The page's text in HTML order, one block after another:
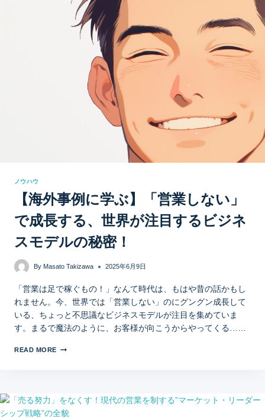
ノウハウ
【海外事例に学ぶ】「営業しない」
で成長する、世界が注目するビジネ
スモデルの秘密！
By Masato Takizawa 2025年6月9日
「営業は足で稼ぐもの！」なんて時代は、もはや昔の話かもし
れません。今、世界では「営業しない」のにグングン成長して
いる、ちょっと不思議なビジネスモデルが注目を集めていま
す。まるで魔法のように、お客様が向こうからやってくる……
READ MORE